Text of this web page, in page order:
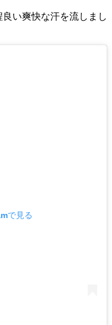
い爽快な汗を流しまし
で見る